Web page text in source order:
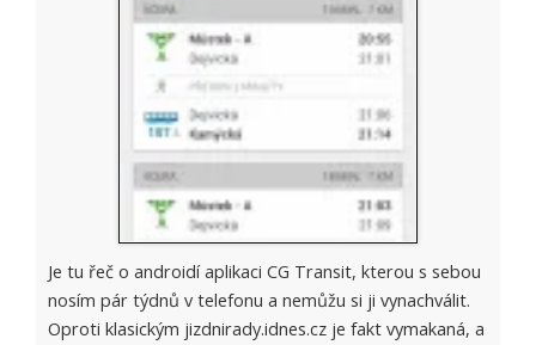
Je tu řeč o androidí aplikaci CG Transit, kterou s sebou
nosím pár týdnů v telefonu a nemůžu si ji vynachválit.
Oproti klasickým jizdnirady.idnes.cz je fakt vymakaná, a